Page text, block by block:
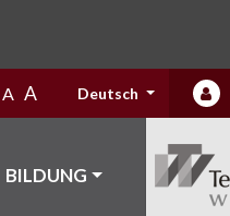
A A Deutsch
BILDUNG